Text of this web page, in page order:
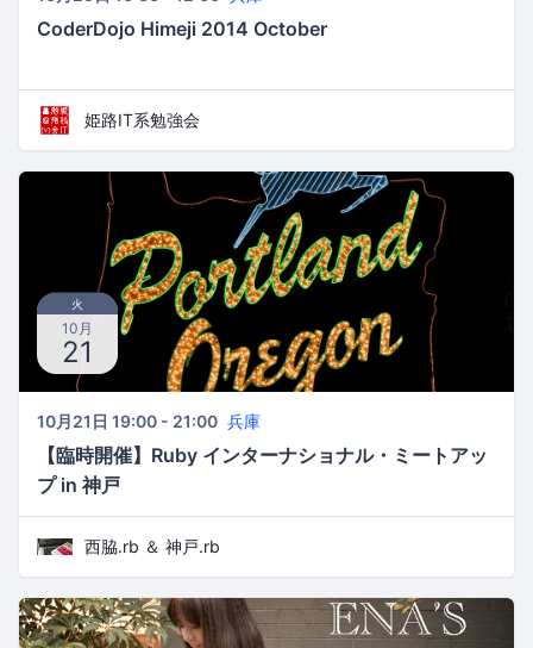
CoderDojo Himeji 2014 October
姫路IT系勉強会
火
10月
21
10月21日 19:00 - 21:00 兵庫
【臨時開催】Ruby インターナショナル・ミートアッ
プ in 神戸
西脇.rb ＆ 神戸.rb